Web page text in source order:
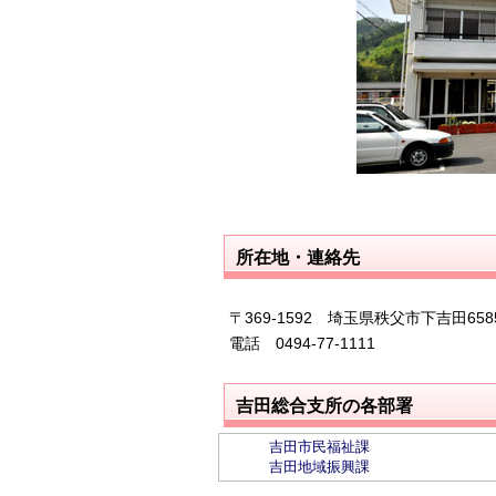
所在地・連絡先
〒369-1592 埼玉県秩父市下吉田
電話 0494-77-1111
吉田総合支所の各部署
吉田市民福祉課
吉田地域振興課